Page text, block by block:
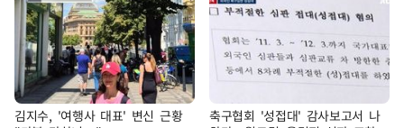
김지수, '여행사 대표' 변신 근황
축구협회 '성접대' 감사보고서 나